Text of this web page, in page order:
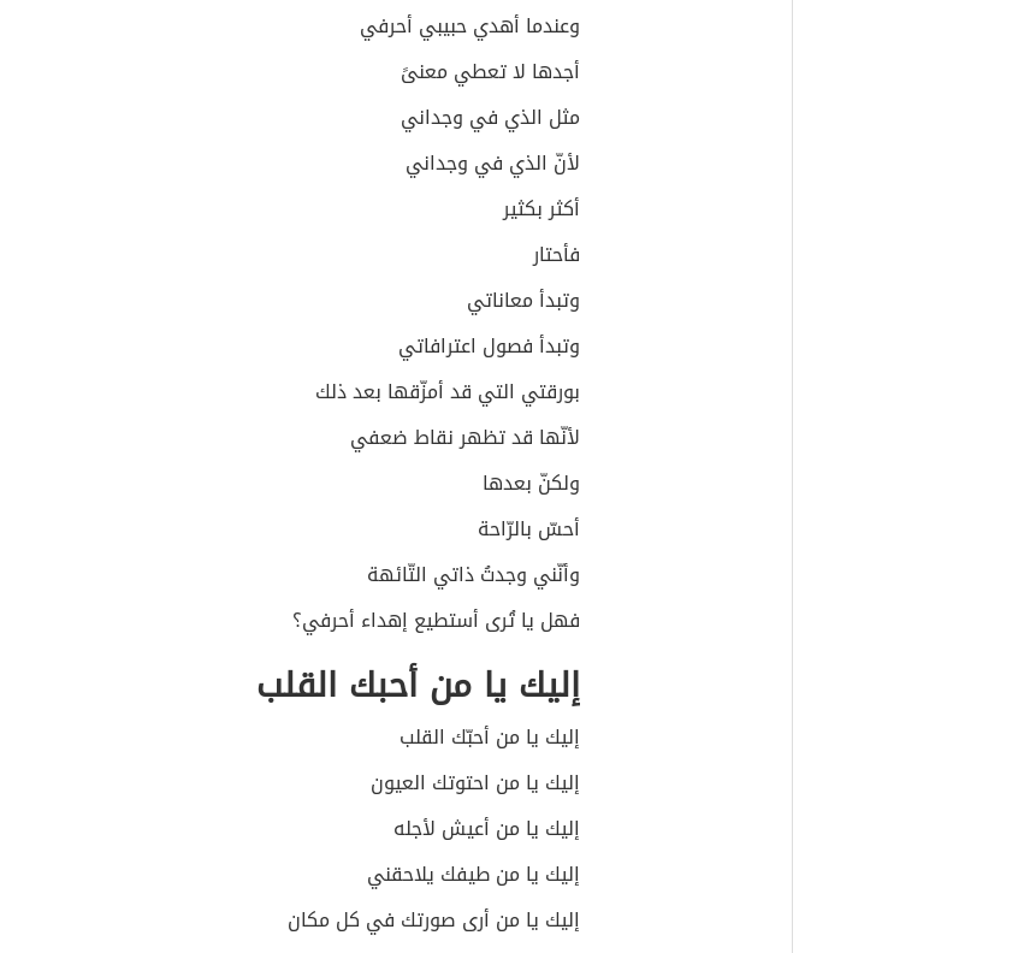
وعندما أهدي حبيبي أحرفي
أجدها لا تعطي معنىً
مثل الذي في وجداني
لأنّ الذي في وجداني
أكثر بكثير
فأحتار
وتبدأ معاناتي
وتبدأ فصول اعترافاتي
بورقتي التي قد أمزّقها بعد ذلك
لأنّها قد تظهر نقاط ضعفي
ولكنّ بعدها
أحسّ بالرّاحة
وأنّني وجدتُ ذاتي التّائهة
فهل يا تُرى أستطيع إهداء أحرفي؟
إليك يا من أحبك القلب
إليك يا من أحبّك القلب
إليك يا من احتوتك العيون
إليك يا من أعيش لأجله
إليك يا من طيفك يلاحقني
إليك يا من أرى صورتك في كل مكان